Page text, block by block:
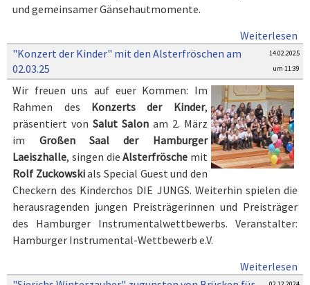
und gemeinsamer Gänsehautmomente.
Weiterlesen
"Konzert der Kinder" mit den Alsterfröschen am
02.03.25
14.02.2025
um 11:39
Wir freuen uns auf euer Kommen: Im
Rahmen des Konzerts der Kinder,
präsentiert vonSalut Salon am 2. März
im Großen Saal der Hamburger
Laeiszhalle, singen dieAlsterfrösche mit
Rolf Zuckowskials Special Guest und den
Checkern des Kinderchos DIE JUNGS. Weiterhin spielen die
herausragenden jungen Preisträgerinnen und Preisträger
des Hamburger Instrumentalwettbewerbs. Veranstalter:
Hamburger Instrumental-Wettbewerb e.V.
Weiterlesen